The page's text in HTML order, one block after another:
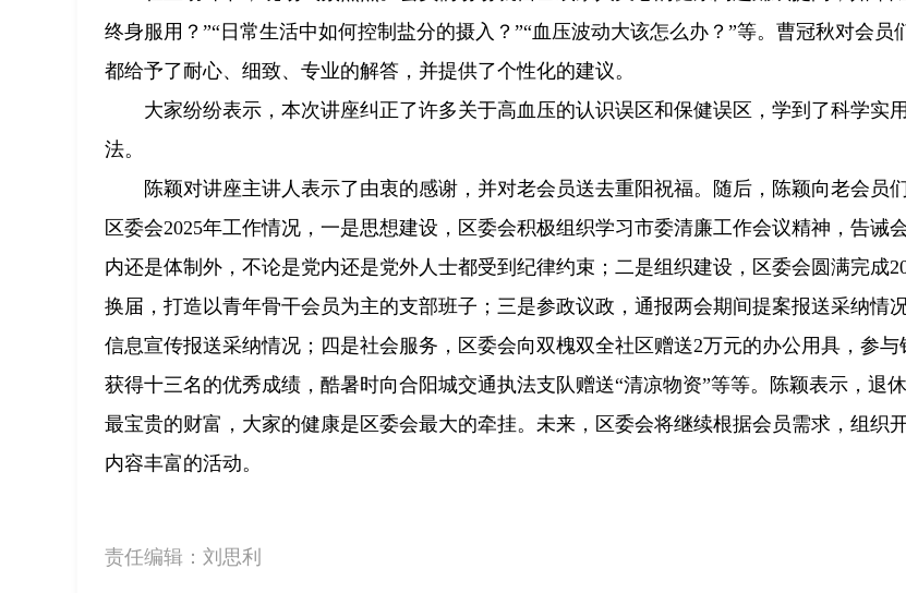
终身服用？”“日常生活中如何控制盐分的摄入？”“血压波动大该怎么办？”等。曹冠秋对会员
都给予了耐心、细致、专业的解答，并提供了个性化的建议。
大家纷纷表示，本次讲座纠正了许多关于高血压的认识误区和保健误区，学到了科学实
法。
陈颖对讲座主讲人表示了由衷的感谢，并对老会员送去重阳祝福。随后，陈颖向老会员
区委会2025年工作情况，一是思想建设，区委会积极组织学习市委清廉工作会议精神，告诫
内还是体制外，不论是党内还是党外人士都受到纪律约束；二是组织建设，区委会圆满完成
换届，打造以青年骨干会员为主的支部班子；三是参政议政，通报两会期间提案报送采纳情况
信息宣传报送采纳情况；四是社会服务，区委会向双槐双全社区赠送2万元的办公用具，参与
获得十三名的优秀成绩，酷暑时向合阳城交通执法支队赠送“清凉物资”等等。陈颖表示，退
最宝贵的财富，大家的健康是区委会最大的牵挂。未来，区委会将继续根据会员需求，组织开
内容丰富的活动。
责任编辑： 刘思利